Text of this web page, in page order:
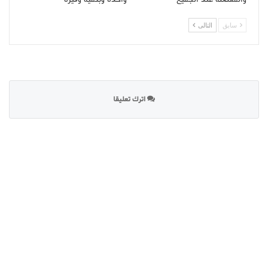
سابق التالى
اترك تعليقا